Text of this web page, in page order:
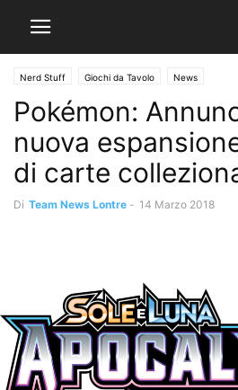
Nerd Stuff Giochi da Tavolo News
Pokémon:
nuova
di carte
Di Team News Lontre - 14 Marzo 2018